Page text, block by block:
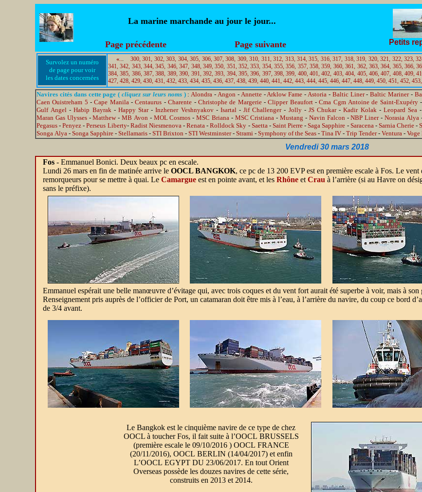
La marine marchande au jour le jour...
Petits
Page précédente Page suivante
Survolez un numéro
de page pour voir
les dates concernées
«... 300, 301, 302, 303, 304, 305, 306, 307, 308, 309, 310, 311, 312, 313, 314, 315, 316, 317, 318, 319, 320, 321, 322, 323,
341, 342, 343, 344, 345, 346, 347, 348, 349, 350, 351, 352, 353, 354, 355, 356, 357, 358, 359, 360, 361, 362, 363, 364, 365, 366,
384, 385, 386, 387, 388, 389, 390, 391, 392, 393, 394, 395, 396, 397, 398, 399, 400, 401, 402, 403, 404, 405, 406, 407, 408, 409,
427, 428, 429, 430, 431, 432, 433, 434, 435, 436, 437, 438, 439, 440, 441, 442, 443, 444, 445, 446, 447, 448, 449, 450, 451, 452, 453,
Navires cités dans cette page ( cliquez sur leurs noms ):Alondra -Angon - Annette-Arklow Fame -Astoria - Baltic Liner-Baltic Mariner-
Caen Ouistreham 5 -Cape Manila-Centaurus -Charente - Christophe de Margerie-Clipper Beaufort-Cma Cgm Antoine de Saint-Exupéry
Gulf Angel -Habip Bayrak- Happy Star-Inzhener Veshnyakov- Isartal-Jif Challenger- Jolly- JS Chukar-Kadir Kolak- Leopard Sea
Maran Gas Ulysses-Matthew -MB Avon - MOL Cosmos -MSC Briana- MSC Cristiana -Mustang - Navin Falcon -NBP Liner- Norasia Alya
Pegasus -Penyez -Perseus Liberty- Radist Niesmenova-Renata -Rolldock Sky - Saetta- Saint Pierre -Saga Sapphire - Saracena- Sarnia Cherie-
Songa Alya - Songa Sapphire - Stellamaris - STI Brixton - STI Westminster- Strami - Symphony of the Seas - Tina IV - Trip Tender- Ventura - Voge
Vendredi 30 mars 2018
Fos - Emmanuel Bonici. Deux beaux pc en escale.
Lundi 26 mars en fin de matinée arrive le OOCL BANGKOK, ce pc de 13 200 EVP est en première escale à Fos. Le
remorqueurs pour se mettre à quai. Le Camargue est en pointe avant, et les Rhône et Crau à l’arrière (si au Havre on
sans le préfixe).
Emmanuel espérait une belle manœuvre d’évitage qui, avec trois coques et du vent fort aurait été superbe à voir, mais à
Renseignement pris auprès de l’officier de Port, un catamaran doit être mis à l’eau, à l’arrière du navire, du coup ce bord
de 3/4 avant.
Le Bangkok est le cinquième navire de ce type de chez
OOCL à toucher Fos, il fait suite à l’OOCL BRUSSELS
(première escale le 09/10/2016 ) OOCL FRANCE
(20/11/2016), OOCL BERLIN (14/04/2017) et enfin
L’OOCL EGYPT DU 23/06/2017. En tout Orient
Overseas possède les douzes navires de cette série,
construits en 2013 et 2014.